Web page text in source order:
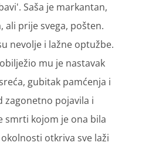
Saša je markantan,
ali prije svega, pošten.
nevolje i lažne optužbe.
mu je nastavak
gubitak pamćenja i
zagonetno pojavila i
smrti kojom je ona bila
otkriva sve laži